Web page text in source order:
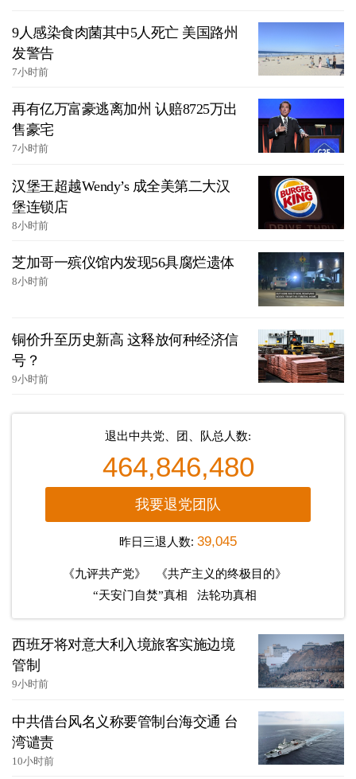
9人感染食肉菌其中5人死亡 美国路州
发警告
7小时前
再有亿万富豪逃离加州 认赔8725万出
售豪宅
7小时前
汉堡王超越Wendy’s 成全美第二大汉
堡连锁店
8小时前
芝加哥一殡仪馆内发现56具腐烂遗体
8小时前
铜价升至历史新高 这释放何种经济信
号？
9小时前
退出中共党、团、队总人数:
464,846,480
我要退党团队
昨日三退人数: 39,045
《九评共产党》
《共产主义的终极目的》
“天安门自焚”真相
法轮功真相
西班牙将对意大利入境旅客实施边境
管制
9小时前
中共借台风名义称要管制台海交通 台
湾谴责
10小时前